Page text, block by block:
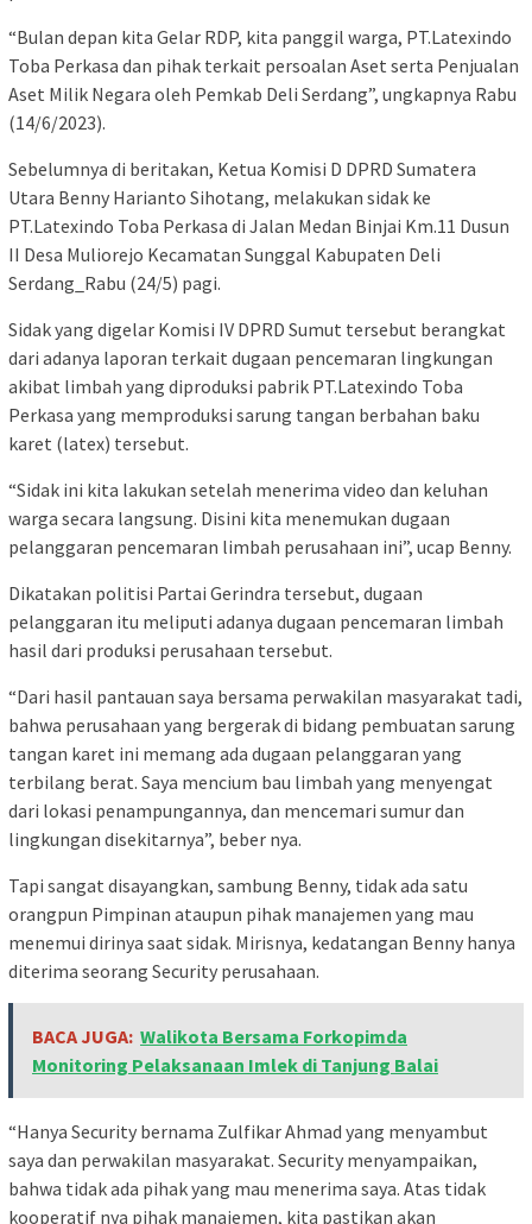
“Bulan depan kita Gelar RDP, kita panggil warga, PT.Latexindo
Toba Perkasa dan pihak terkait persoalan Aset serta Penjualan
Aset Milik Negara oleh Pemkab Deli Serdang”, ungkapnya Rabu
(14/6/2023).
Sebelumnya di beritakan, Ketua Komisi D DPRD Sumatera
Utara Benny Harianto Sihotang, melakukan sidak ke
PT.Latexindo Toba Perkasa di Jalan Medan Binjai Km.11 Dusun
II Desa Muliorejo Kecamatan Sunggal Kabupaten Deli
Serdang_Rabu (24/5) pagi.
Sidak yang digelar Komisi IV DPRD Sumut tersebut berangkat
dari adanya laporan terkait dugaan pencemaran lingkungan
akibat limbah yang diproduksi pabrik PT.Latexindo Toba
Perkasa yang memproduksi sarung tangan berbahan baku
karet (latex) tersebut.
“Sidak ini kita lakukan setelah menerima video dan keluhan
warga secara langsung. Disini kita menemukan dugaan
pelanggaran pencemaran limbah perusahaan ini”, ucap Benny.
Dikatakan politisi Partai Gerindra tersebut, dugaan
pelanggaran itu meliputi adanya dugaan pencemaran limbah
hasil dari produksi perusahaan tersebut.
“Dari hasil pantauan saya bersama perwakilan masyarakat tadi,
bahwa perusahaan yang bergerak di bidang pembuatan sarung
tangan karet ini memang ada dugaan pelanggaran yang
terbilang berat. Saya mencium bau limbah yang menyengat
dari lokasi penampungannya, dan mencemari sumur dan
lingkungan disekitarnya”, beber nya.
Tapi sangat disayangkan, sambung Benny, tidak ada satu
orangpun Pimpinan ataupun pihak manajemen yang mau
menemui dirinya saat sidak. Mirisnya, kedatangan Benny hanya
diterima seorang Security perusahaan.
BACA JUGA: Walikota Bersama Forkopimda
Monitoring Pelaksanaan Imlek di Tanjung Balai
“Hanya Security bernama Zulfikar Ahmad yang menyambut
saya dan perwakilan masyarakat. Security menyampaikan,
bahwa tidak ada pihak yang mau menerima saya. Atas tidak
kooperatif nya pihak manajemen, kita pastikan akan